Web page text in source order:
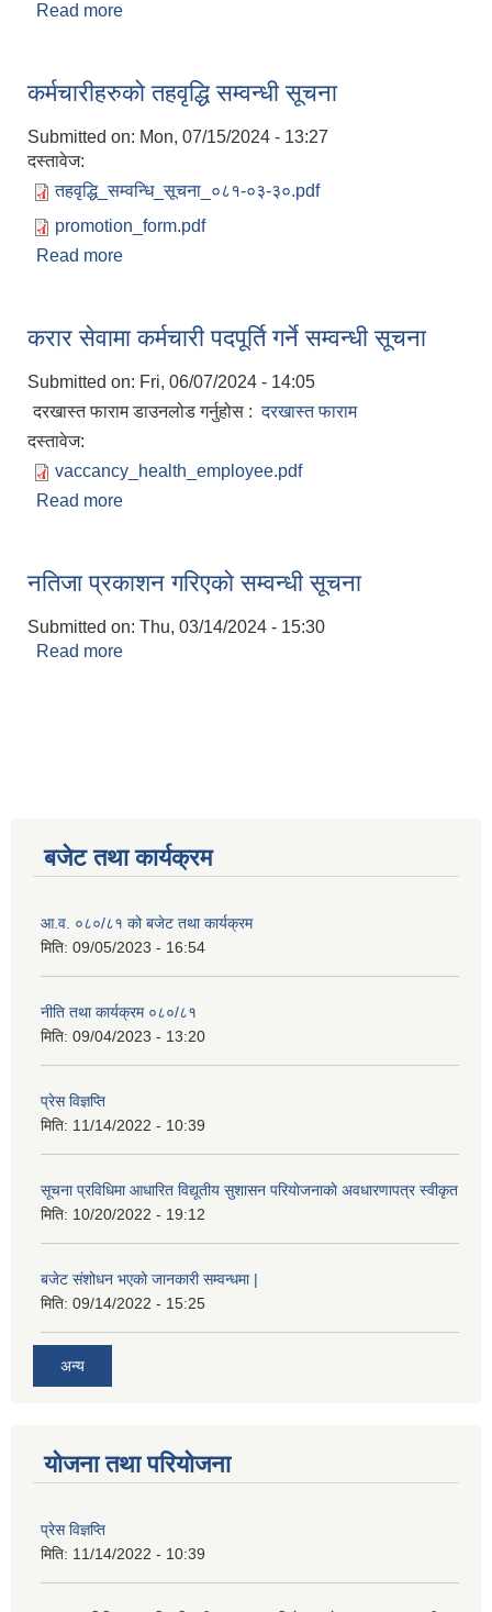
Read more
कर्मचारीहरुको तहवृद्धि सम्वन्धी सूचना
Submitted on: Mon, 07/15/2024 - 13:27
दस्तावेज:
तहवृद्धि_सम्वन्धि_सूचना_०८१-०३-३०.pdf
promotion_form.pdf
Read more
करार सेवामा कर्मचारी पदपूर्ति गर्ने सम्वन्धी सूचना
Submitted on: Fri, 06/07/2024 - 14:05
दरखास्त फाराम डाउनलोड गर्नुहोस :दरखास्त फाराम
दस्तावेज:
vaccancy_health_employee.pdf
Read more
नतिजा प्रकाशन गरिएको सम्वन्धी सूचना
Submitted on: Thu, 03/14/2024 - 15:30
Read more
बजेट तथा कार्यक्रम
आ.व. ०८०/८१ को बजेट तथा कार्यक्रम
मिति: 09/05/2023 - 16:54
नीति तथा कार्यक्रम ०८०/८१
मिति: 09/04/2023 - 13:20
प्रेस विज्ञप्ति
मिति: 11/14/2022 - 10:39
सूचना प्रविधिमा आधारित विद्यूतीय सुशासन परियाेजनाकाे अवधारणापत्र स्वीकृत
मिति: 10/20/2022 - 19:12
बजेट संशोधन भएको जानकारी सम्वन्धमा |
मिति: 09/14/2022 - 15:25
अन्य
योजना तथा परियोजना
प्रेस विज्ञप्ति
मिति: 11/14/2022 - 10:39